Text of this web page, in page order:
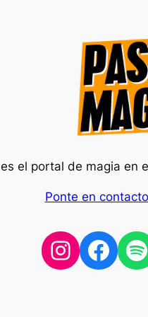
es el portal de magia en
Ponte en